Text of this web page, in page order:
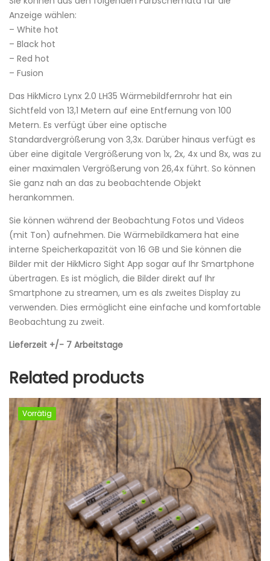
Anzeige wählen:
– White hot
– Black hot
– Red hot
– Fusion
Das HikMicro Lynx 2.0 LH35 Wärmebildfernrohr hat ein
Sichtfeld von 13,1 Metern auf eine Entfernung von 100
Metern. Es verfügt über eine optische
Standardvergrößerung von 3,3x. Darüber hinaus verfügt es
über eine digitale Vergrößerung von 1x, 2x, 4x und 8x, was zu
einer maximalen Vergrößerung von 26,4x führt. So können
Sie ganz nah an das zu beobachtende Objekt
herankommen.
Sie können während der Beobachtung Fotos und Videos
(mit Ton) aufnehmen. Die Wärmebildkamera hat eine
interne Speicherkapazität von 16 GB und Sie können die
Bilder mit der HikMicro Sight App sogar auf Ihr Smartphone
übertragen. Es ist möglich, die Bilder direkt auf Ihr
Smartphone zu streamen, um es als zweites Display zu
verwenden. Dies ermöglicht eine einfache und komfortable
Beobachtung zu zweit.
Lieferzeit +/- 7 Arbeitstage
Related products
Vorrätig
Vorrätig